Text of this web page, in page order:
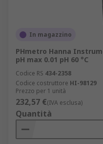
In magazzino
PHmetro Hanna
pH max 0.01 pH 60 °C
Codice RS 434-2358
Codice costruttore HI-98129
Prezzo per 1 unità
232,57 €(IVA esclusa)
Quantità